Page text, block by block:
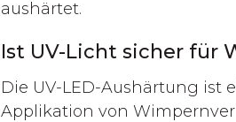
aushärtet.
Ist UV-Licht sicher für
Die UV-LED-Aushärtung ist
Applikation von